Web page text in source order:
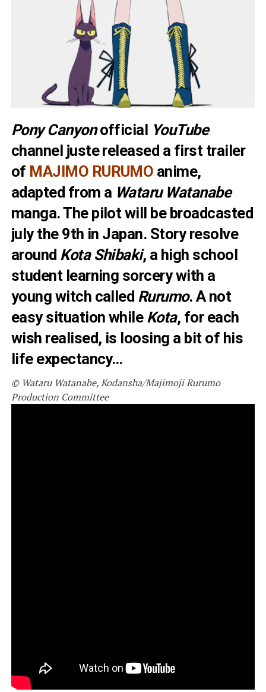
Pony Canyonofficial YouTube
channel juste released a first trailer
of MAJIMO RURUMO anime,
adapted from a Wataru Watanabe
manga. The pilot will be broadcasted
july the 9th in Japan. Story resolve
around Kota Shibaki, a high school
student learning sorcery with a
young witch called Rurumo. A not
easy situation while Kota, for each
wish realised, is loosing a bit of his
life expectancy…
© Wataru Watanabe, Kodansha/Majimoji Rurumo
Production Committee